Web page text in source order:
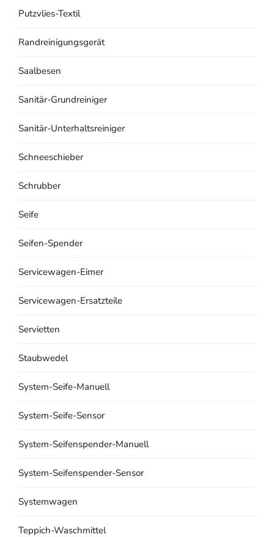
Putzvlies-Textil
Randreinigungsgerät
Saalbesen
Sanitär-Grundreiniger
Sanitär-Unterhaltsreiniger
Schneeschieber
Schrubber
Seife
Seifen-Spender
Servicewagen-Eimer
Servicewagen-Ersatzteile
Servietten
Staubwedel
System-Seife-Manuell
System-Seife-Sensor
System-Seifenspender-Manuell
System-Seifenspender-Sensor
Systemwagen
Teppich-Waschmittel